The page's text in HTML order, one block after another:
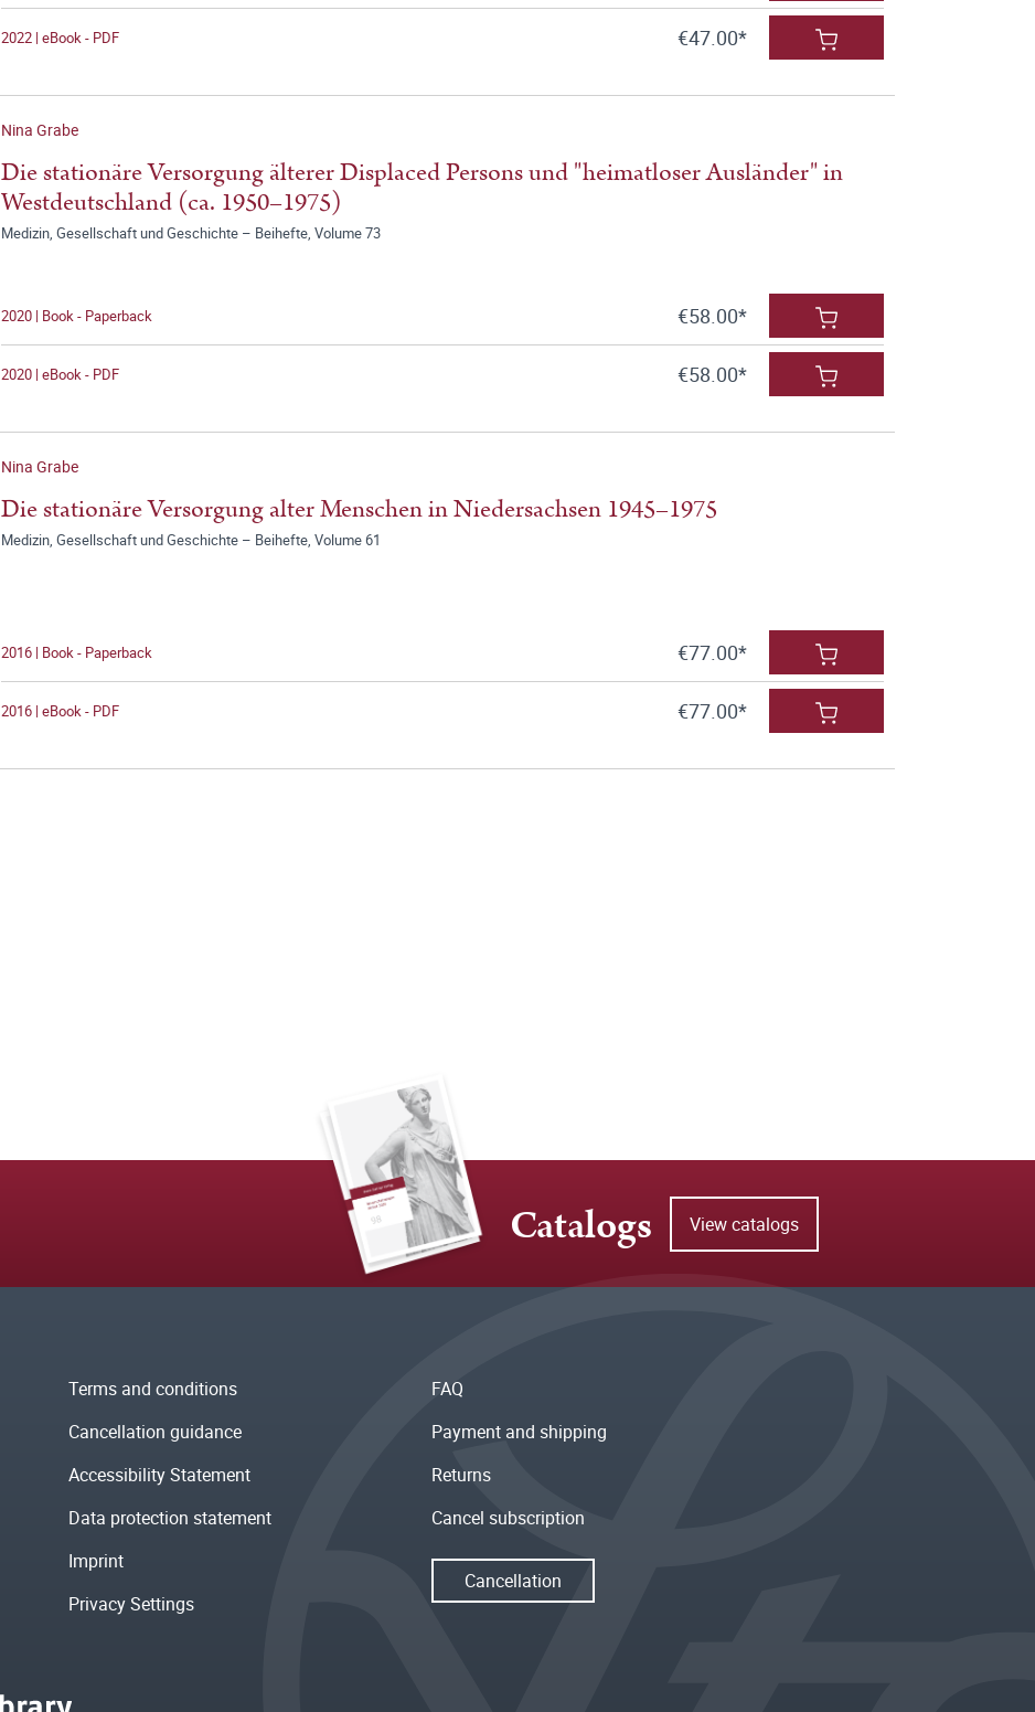
2022 | eBook - PDF €47.00*
Nina Grabe
Die stationäre Versorgung älterer Displaced Persons und "heimatloser Ausländer" in
Westdeutschland (ca. 1950–1975)
Medizin, Gesellschaft und Geschichte – Beihefte, Volume 73
2020 | Book - Paperback €58.00*
2020 | eBook - PDF €58.00*
Nina Grabe
Die stationäre Versorgung alter Menschen in Niedersachsen 1945–1975
Medizin, Gesellschaft und Geschichte – Beihefte, Volume 61
2016 | Book - Paperback €77.00*
2016 | eBook - PDF €77.00*
Catalogs View catalogs
Terms and conditions
Cancellation guidance
Accessibility Statement
Data protection statement
Imprint
Privacy Settings
FAQ
Payment and shipping
Returns
Cancel subscription
Cancellation